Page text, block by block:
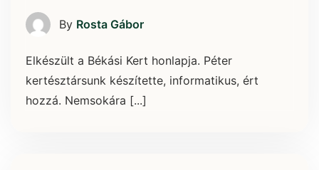
By Rosta Gábor
Elkészült a Békási Kert honlapja. Péter
kertésztársunk készítette, informatikus, ért
hozzá. Nemsokára [...]